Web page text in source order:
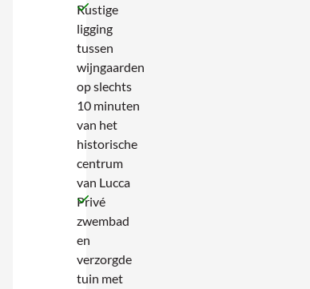
Rustige
ligging
tussen
wijngaarden
op slechts
10 minuten
van het
historische
centrum
van Lucca
Privé
zwembad
en
verzorgde
tuin met